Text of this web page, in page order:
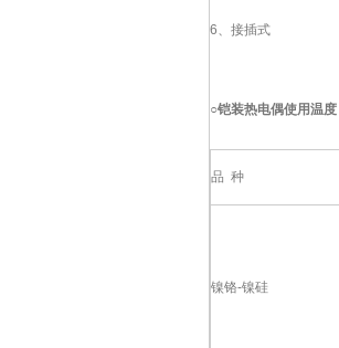
6、接插式
○铠装热电偶使用温度
品 种
镍铬-镍硅